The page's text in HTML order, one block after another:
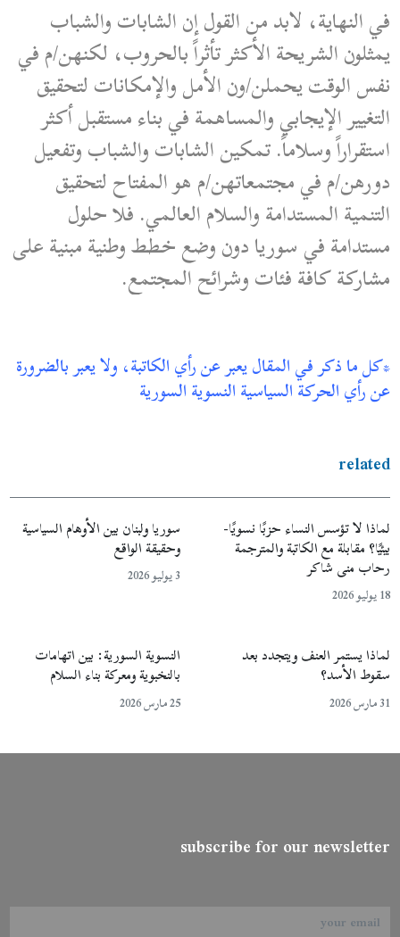
في النهاية، لابد من القول إن الشابات والشباب
يمثلون الشريحة الأكثر تأثراً بالحروب، لكنهن/م في
نفس الوقت يحملن/ون الأمل والإمكانات لتحقيق
التغيير الإيجابي والمساهمة في بناء مستقبل أكثر
استقراراً وسلاماً. تمكين الشابات والشباب وتفعيل
دورهن/م في مجتمعاتهن/م هو المفتاح لتحقيق
التنمية المستدامة والسلام العالمي. فلا حلول
مستدامة في سوريا دون وضع خطط وطنية مبنية على
مشاركة كافة فئات وشرائح المجتمع.
*كل ما ذكر في المقال يعبر عن رأي الكاتبة، ولا يعبر بالضرورة
عن رأي الحركة السياسية النسوية السورية
related
لماذا لا تؤسس النساء حزبًا نسويًا-
بيئيًا؟ مقابلة مع الكاتبة والمترجمة
رحاب منى شاكر
18 يوليو 2026
سوريا ولبنان بين الأوهام السياسية
وحقيقة الواقع
لماذا يستمر العنف ويتجدد بعد
سقوط الأسد؟
31 مارس 2026
النسوية السورية: بين اتهامات
بالنخبوية ومعركة بناء السلام
25 مارس 2026
subscribe for our newsletter